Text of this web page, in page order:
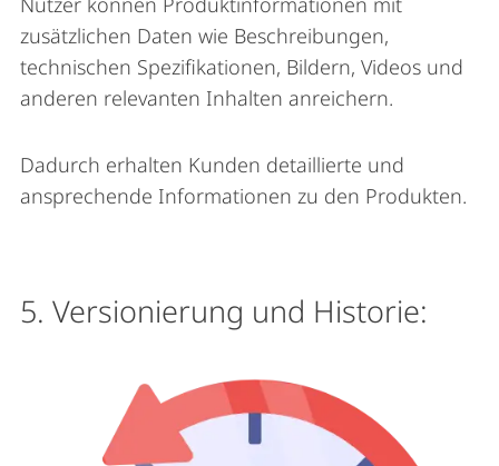
zusätzlichen Daten wie Beschreibungen,
technischen Spezifikationen, Bildern, Videos und
anderen relevanten Inhalten anreichern.
Dadurch erhalten Kunden detaillierte und
ansprechende Informationen zu den Produkten.
5. Versionierung und Historie: